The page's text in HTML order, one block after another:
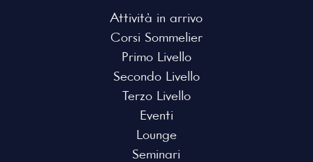
Attività in arrivo
Corsi Sommelier
Primo Livello
Secondo Livello
Terzo Livello
Eventi
Lounge
Seminari